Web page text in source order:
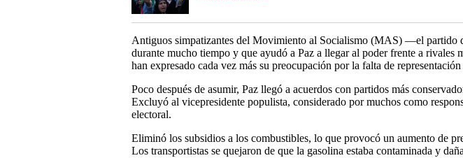
Antiguos simpatizantes del Movimiento al Socialismo (MAS) —el partido
durante mucho tiempo y que ayudó a Paz a llegar al poder frente a rivales
han expresado cada vez más su preocupación por la falta de
Poco después de asumir, Paz llegó a acuerdos con partidos más
Excluyó al vicepresidente populista, considerado por muchos como
electoral.
Eliminó los subsidios a los combustibles, lo que provocó un aumento de
Los transportistas se quejaron de que la gasolina estaba contaminada y